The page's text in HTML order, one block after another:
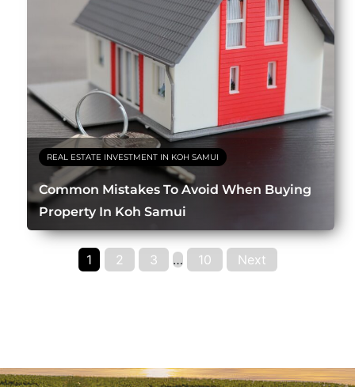
REAL ESTATE INVESTMENT IN KOH SAMUI
Common Mistakes To Avoid When Buying
Property In Koh Samui
1 2 3 … 10 Next